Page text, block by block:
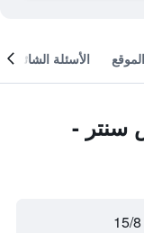
الموقع الأسئلة الشائعة
سنتر -